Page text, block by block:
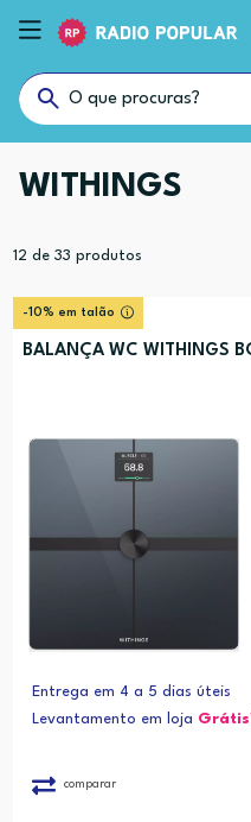
WITHINGS
12 de 33 produtos
-10% em talão
BALANÇA WC WITHINGS
Entrega em 4 a 5 dias úteis
Levantamento em loja
comparar